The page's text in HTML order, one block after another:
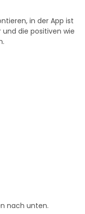
in der App ist
die positiven wie
nach unten.